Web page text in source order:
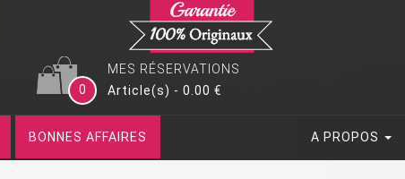
MES RÉSERVATIONS
0
Article(s) - 0.00 €
BONNES AFFAIRES A PROPOS